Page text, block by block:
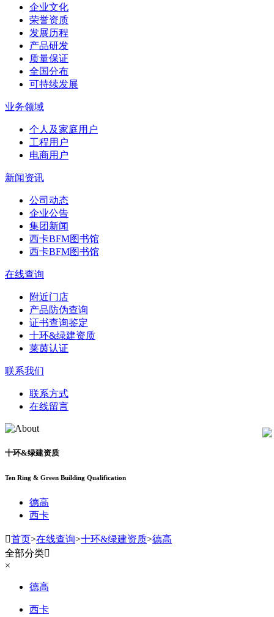
企业文化
荣誉资质
发展历程
产品研发
质量保证
全国分布
可持续发展
业务领域
个人及家庭用户
工程用户
电商用户
新闻资讯
公司动态
企业公告
集团新闻
西卡BFM图书馆
西卡BFM图书馆
在线查询
附近门店
产品防伪查询
证书查询鉴定
十环&绿建资质
莱茵认证
联系我们
联系方式
在线留言
十环&绿建资质
Ten Ring & Green Building Qualification
德高
西卡
首页>在线查询>十环&绿建资质>德高
全部分类
×
德高
西卡